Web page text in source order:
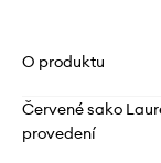
O produktu
Červené sako
provedení